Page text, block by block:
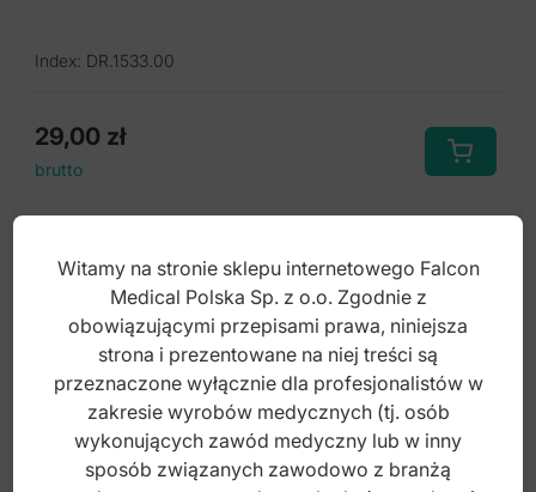
Index: DR.1533.00
29,00 zł
brutto
Witamy na stronie sklepu internetowego Falcon
Medical Polska Sp. z o.o. Zgodnie z
obowiązującymi przepisami prawa, niniejsza
strona i prezentowane na niej treści są
przeznaczone wyłącznie dla profesjonalistów w
zakresie wyrobów medycznych (tj. osób
wykonujących zawód medyczny lub w inny
sposób związanych zawodowo z branżą